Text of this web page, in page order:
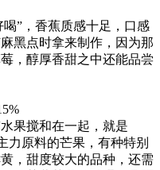
喝”，香蕉质感十足，口感
黑点时拿来制作，因为那
，醇厚香甜之中还能品尝
果搅和在一起，就是
力原料的芒果，有种特别
，甜度较大的品种，还需